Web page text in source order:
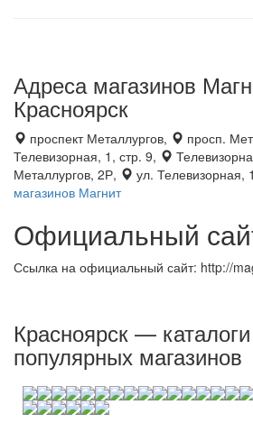
Адреса магазинов
Красноярск
проспект Металлургов, просп.
Телевизорная, 1, стр. 9,
Металлургов, 2Р,
ул. Телевизорная,
магазинов Магнит
Официальный
Ссылка на официальный сайт: http://
Красноярск —
популярных магазинов